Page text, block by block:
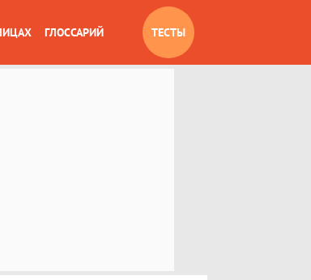
ГЛОССАРИЙ ТЕСТЫ